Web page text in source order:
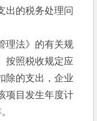
的税务处理问
法》的有关规
按照税收规定应
除的支出，企业
项目发生年度计